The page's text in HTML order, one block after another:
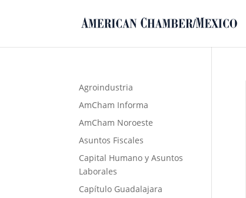
Agroindustria
AmCham Informa
AmCham Noroeste
Asuntos Fiscales
Capital Humano y Asuntos
Laborales
Capítulo Guadalajara